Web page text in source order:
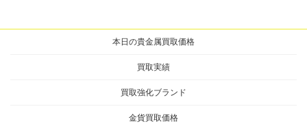
本日の貴金属買取価格
買取実績
買取強化ブランド
金貨買取価格